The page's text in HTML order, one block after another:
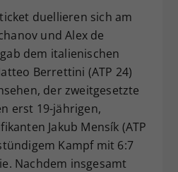
duellieren sich am
und Alex de
dem italienischen
Berrettini (ATP 24)
der zweitgesetzte
erst 19-jährigen,
Jakub Mensík (ATP
Kampf mit 6:7
Nachdem insgesamt